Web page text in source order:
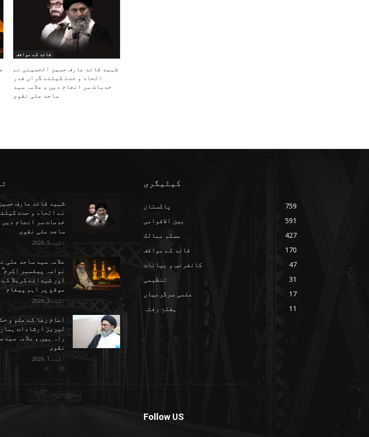
قائد کے مواقف
شہید قائد عارف حسین الحسینی نے
اتحاد و حدت کیلئے گراں قدر
خدمات سر انجام دیں ، علامہ سید
ساجد علی نقوی
شہید قائد عارف
نے اتحاد و حدت
خدمات سر انجام دیں
ساجد علی نقوی
اگست 5, 2026
علامہ سید ساجد علی
نواسہ پیغمبر اکرم
اور شہدائے کربلا
موقع پر اہم پیغام
اگست 3, 2026
امام رضا کے علم و
لبریز ارشادات
راہ ہیں ، علامہ سید
نقوی
اگست 1, 2026
کیٹیگری
پاکستان
759
بین الاقوامی
591
مسلم ممالک
427
قائد کے مواقف
170
کانفرنس و بیانات
47
تنظیمی
31
علمی سرگرمیاں
17
ہفتۂِ رفتہ
11
Follow US